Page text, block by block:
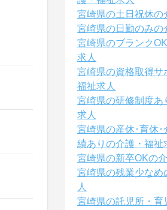
宮崎県の土日祝休の
宮崎県の日勤のみの
宮崎県のブランク
求人
宮崎県の資格取得サ
福祉求人
宮崎県の研修制度あ
求人
宮崎県の産休･育休･
績ありの介護・福祉
宮崎県の新卒OKの
宮崎県の残業少なめ
人
宮崎県の託児所・育